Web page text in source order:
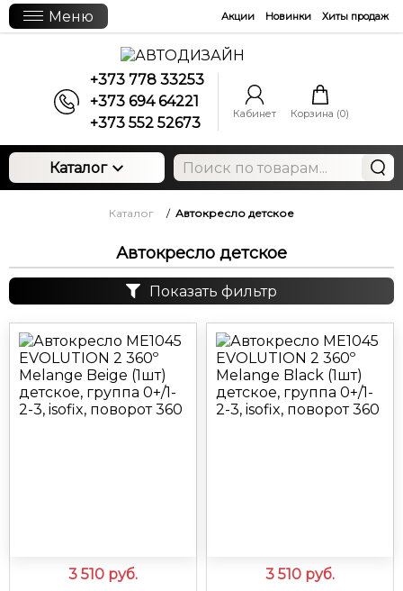
Меню Акции Новинки Хиты продаж
+373 778 33253
+373 694 64221
+373 552 52673
Кабинет Корзина (0)
Каталог
Каталог / Автокресло детское
Автокресло детское
Показать фильтр
3 510 руб.
3 510 руб.